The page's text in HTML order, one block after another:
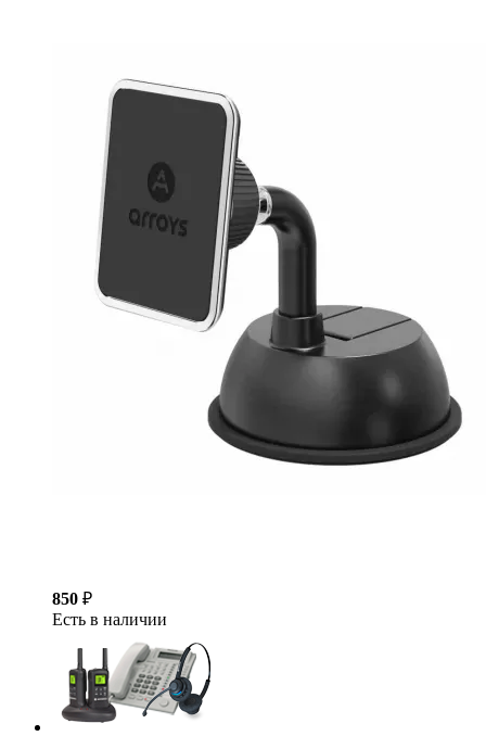
850 ₽
Есть в наличии